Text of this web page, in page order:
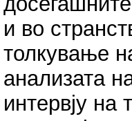
и во
толкување
анализата
интервју на